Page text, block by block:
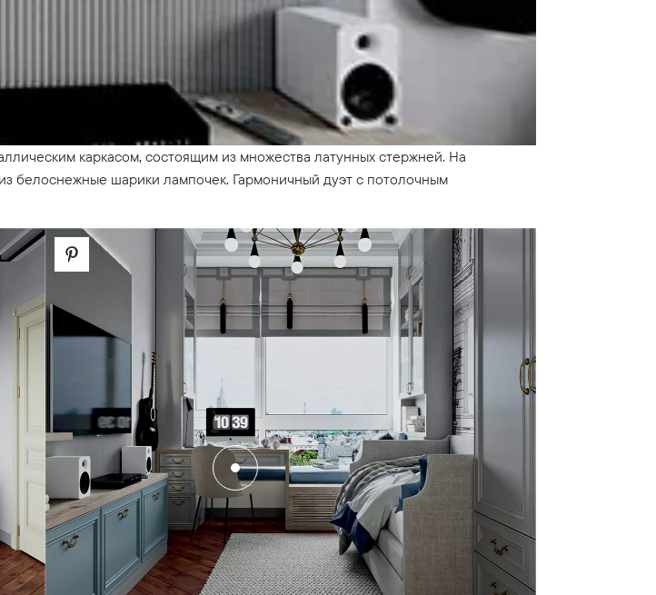
каркасом, состоящим из множества латунных стержней. На
белоснежные шарики лампочек. Гармоничный дуэт с потолочным